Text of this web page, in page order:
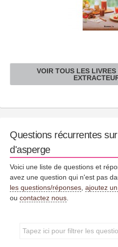
VOIR TOUS LES
Questions récurrentes
d'asperge
Voici une liste de questions et
avez une question qui n'est pas
les questions/réponses ajoutez
ou contactez nous